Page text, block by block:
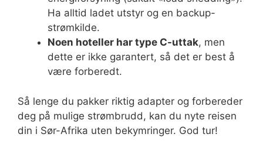
Ha alltid ladet utstyr og en backup-
strømkilde.
Noen hoteller har type C-uttak, men
dette er ikke garantert, så det er best å
være forberedt.
Så lenge du pakker riktig adapter og forbereder
deg på mulige strømbrudd, kan du nyte reisen
din i Sør-Afrika uten bekymringer. God tur!